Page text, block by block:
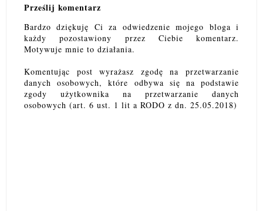
Prześlij komentarz
Bardzo dziękuję Ci za odwiedzenie mojego bloga i
każdy pozostawiony przez Ciebie komentarz.
Motywuje mnie to działania.
Komentując post wyrażasz zgodę na przetwarzanie
danych osobowych, które odbywa się na podstawie
zgody użytkownika na przetwarzanie danych
osobowych (art. 6 ust. 1 lit a RODO z dn. 25.05.2018)